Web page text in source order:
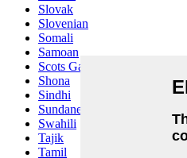
Slovak
Slovenian
Somali
Samoan
Scots Gaelic
Shona
Sindhi
Sundanese
Swahili
Tajik
Tamil